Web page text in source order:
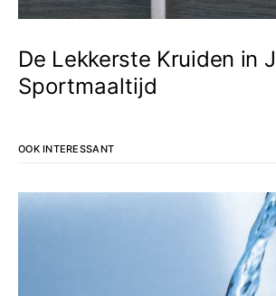
De Lekkerste Kruiden in
Sportmaaltijd
OOK INTERESSANT